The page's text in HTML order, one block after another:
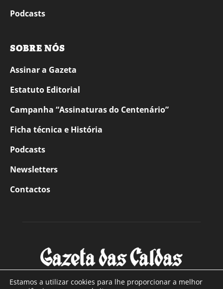
Podcasts
SOBRE NÓS
Assinar a Gazeta
Estatuto Editorial
Campanha “Assinaturas do Centenário”
Ficha técnica e História
Podcasts
Newsletters
Contactos
Estamos a utilizar cookies para lhe proporcionar a melhor